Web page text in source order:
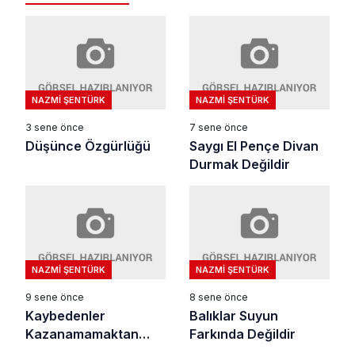
NAZMI ŞENTÜRK
3 sene önce
Düşünce Özgürlüğü
NAZMI ŞENTÜRK
7 sene önce
Saygı El Pençe Divan
Durmak Değildir
NAZMI ŞENTÜRK
9 sene önce
Kaybedenler
Kazanamamaktan
NAZMI ŞENTÜRK
8 sene önce
Balıklar Suyun
Farkında Değildir